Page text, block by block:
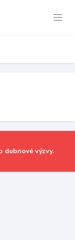
dubnové výzvy.